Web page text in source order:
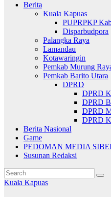
Berita
Kuala Kapuas
PUPRPKP
Disparbudpora
Palangka Raya
Lamandau
Kotawaringin
Pemkab Murung
Pemkab Barito Utara
DPRD
DPRD
DPRD
DPRD
DPRD
Berita Nasional
Game
PEDOMAN MEDIA
Susunan Redaksi
Kuala Kapuas